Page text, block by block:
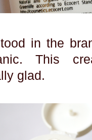
in the
This
glad.